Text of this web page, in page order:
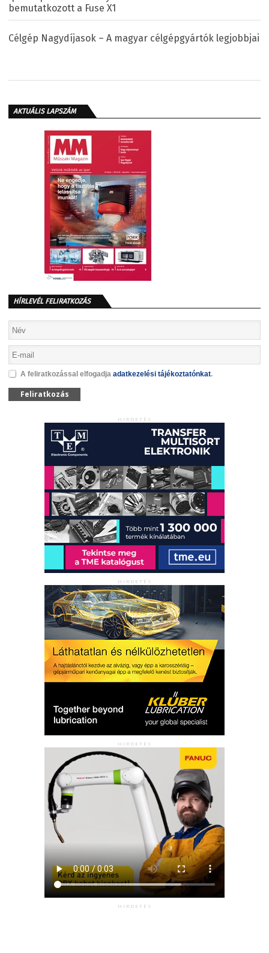
bemutatkozott a Fuse X1
Célgép Nagydíjasok – A magyar célgépgyártók legjobbjai
AKTUÁLIS LAPSZÁM
HÍRLEVÉL FELIRATKOZÁS
A feliratkozással elfogadja adatkezelési tájékoztatónkat.
Feliratkozás
HIRDETÉS
HIRDETÉS
HIRDETÉS
HIRDETÉS